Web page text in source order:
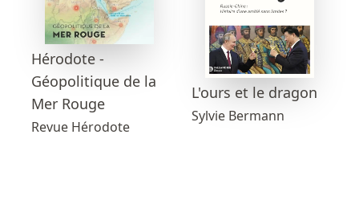
Hérodote -
Géopolitique de la
Mer Rouge
Revue Hérodote
L'ours et le dragon
Sylvie Bermann